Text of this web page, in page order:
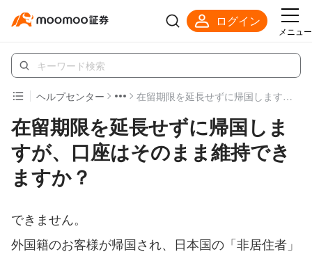
ログイン
メニュー
ヘルプセンター 在留期限を延長せずに帰国しますが、口座はそのまま維持できますか？
在留期限を延長せずに帰国しま
すが、口座はそのまま維持でき
ますか？
できません。
外国籍のお客様が帰国され、日本国の「非居住者」